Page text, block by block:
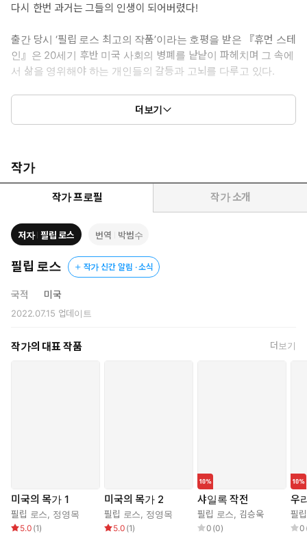
다시 한번 과거는 그들의 인생이 되어버렸다!
출간 당시 ‘필립 로스 최고의 작품’이라는 호평을 받은 『휴먼 스테
인』은 20세기 후반 미국 사회의 병폐를 낱낱이 파헤치며 그 속에
서 삶을 영위해야 하는 개인들의 갈등과 고뇌를 다루고 있다.
미국 뉴잉글랜드 시골을 무대로, 보수와 진보의 대립, 정치적 올바
름, 그리고 빌 클린턴과 모니카 르윈스키의 스캔들로 떠들썩했던
한 호숫가 오두막에서 외부와의 인연을 마다한 채 집필에만 전념하
던 작가였지만, 아테나대학의 교수이자 오랫동안 학장을 지낸 콜먼
실크가 그를 찾아오면서 세상과의 단절에서 오는 평온함도 막을 내
은퇴를 얼마 앞두지 않은 나이에 강의실로 복귀한 콜먼은 출석을 부
르는 동안 수업에 한 번도 참석하지 않은 두 학생을 무심코 유령들
(spooks)이라 지칭한다. 그런데 하필 두 학생이 흑인이었고, spook
이라는 단어가 ‘검둥이’라는 뜻의 속어이기도 한 탓에 인종차별을 했
다는 혐의를 받자, 그는 그 문제를 해명하고자 맞서다가 결국 자신의
심장마비로 죽자 콜먼 실크는 그런 거짓된 비난의 전말을 책으로 써
서 세상에 알리겠다며 작가 주커먼을 찾아온 것이다.
만남을 파렴치한과 성적으로 문란한 계집의 추문으로 여긴다. 포니
아의 전남편 레스터 팔리는 베트남전쟁 참전용사로, 전쟁 경험으로
인해 외상 후 스트레스에 시달리며 사회에 적응 못하는 광포한 인
물이다. 이 레스터 팔리가 두 사람의 뒤를 밟으면서, 결국 콜먼과 포
더보기
작가
작가 프로필 작가 소개
저자 필립 로스 번역 박범수
필립 로스 작가 신간 알림 · 소식
국적 미국
2022.07.15 업데이트
작가의 대표 작품 더보기
미국의 목가 1
필립 로스 정영목
5.0 (1)
미국의 목가 2
필립 로스 정영목
5.0 (1)
샤일록 작전
필립 로스 김승욱
0 (0)
우
필
0